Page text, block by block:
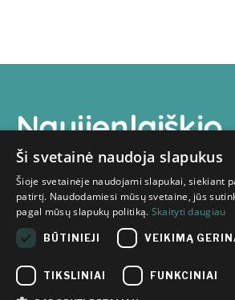
Naujienlaiškio
prenumerata
Susipažinau su
Inovacijų
agentūros privatumo politikoje
Ši svetainė naudoja slapukus
Šioje svetainėje naudojami slapukai, siekiant
patirtį. Naudodamiesi mūsų svetaine, jūs
pagal mūsų slapukų politiką. Skaityti daugiau
BŪTINIEJI VEIKIMĄ
TIKSLINIAI FUNKCINIAI